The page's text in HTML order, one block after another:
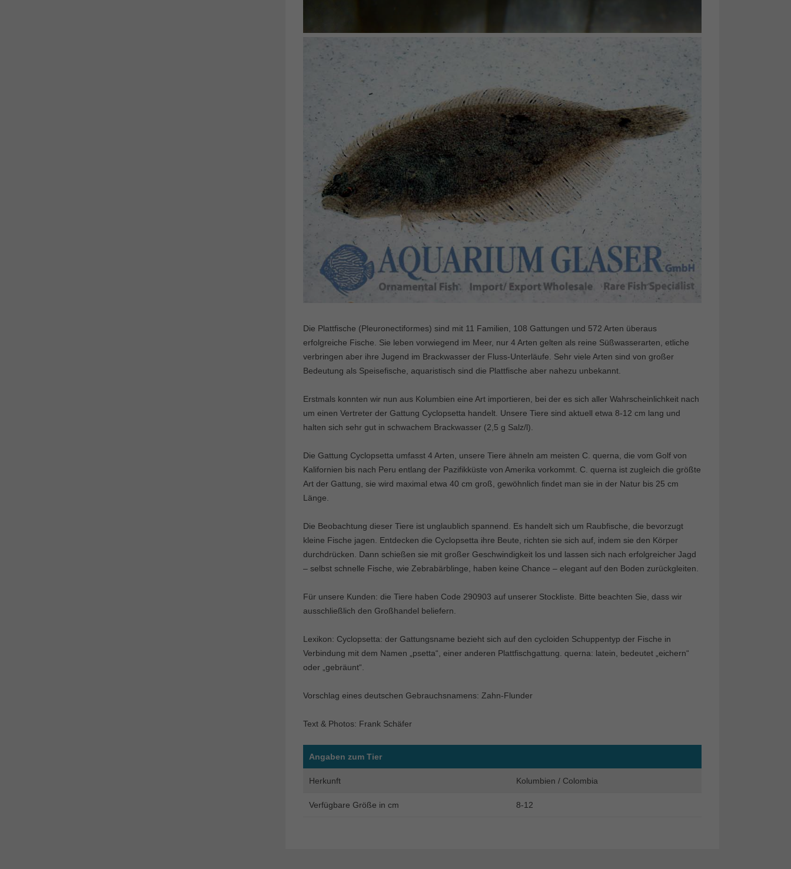
Die Plattfische (Pleuronectiformes) sind mit 11 Familien, 108 Gattungen und 572 Arten überaus
erfolgreiche Fische. Sie leben vorwiegend im Meer, nur 4 Arten gelten als reine Süßwasserarten, etliche
verbringen aber ihre Jugend im Brackwasser der Fluss-Unterläufe. Sehr viele Arten sind von großer
Bedeutung als Speisefische, aquaristisch sind die Plattfische aber nahezu unbekannt.
Erstmals konnten wir nun aus Kolumbien eine Art importieren, bei der es sich aller Wahrscheinlichkeit nach
um einen Vertreter der Gattung Cyclopsetta handelt. Unsere Tiere sind aktuell etwa 8-12 cm lang und
halten sich sehr gut in schwachem Brackwasser (2,5 g Salz/l).
Die Gattung Cyclopsetta umfasst 4 Arten, unsere Tiere ähneln am meisten C. querna, die vom Golf von
Kalifornien bis nach Peru entlang der Pazifikküste von Amerika vorkommt. C. querna ist zugleich die größte
Art der Gattung, sie wird maximal etwa 40 cm groß, gewöhnlich findet man sie in der Natur bis 25 cm
Länge.
Die Beobachtung dieser Tiere ist unglaublich spannend. Es handelt sich um Raubfische, die bevorzugt
kleine Fische jagen. Entdecken die Cyclopsetta ihre Beute, richten sie sich auf, indem sie den Körper
durchdrücken. Dann schießen sie mit großer Geschwindigkeit los und lassen sich nach erfolgreicher Jagd
– selbst schnelle Fische, wie Zebrabärblinge, haben keine Chance – elegant auf den Boden zurückgleiten.
Für unsere Kunden: die Tiere haben Code 290903 auf unserer Stockliste. Bitte beachten Sie, dass wir
ausschließlich den Großhandel beliefern.
Lexikon: Cyclopsetta: der Gattungsname bezieht sich auf den cycloiden Schuppentyp der Fische in
Verbindung mit dem Namen „psetta“, einer anderen Plattfischgattung. querna: latein, bedeutet „eichern“
oder „gebräunt“.
Vorschlag eines deutschen Gebrauchsnamens: Zahn-Flunder
Text & Photos: Frank Schäfer
Angaben zum Tier
Herkunft Kolumbien / Colombia
Verfügbare Größe in cm 8-12